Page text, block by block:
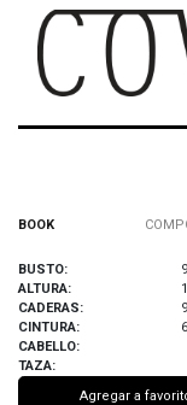
BOOK
BUSTO:
ALTURA:
CADERAS:
CINTURA:
CABELLO:
TAZA:
Agregar a